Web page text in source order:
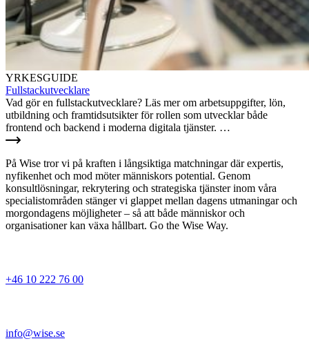
YRKESGUIDE
Fullstackutvecklare
Vad gör en fullstackutvecklare? Läs mer om arbetsuppgifter, lön,
utbildning och framtidsutsikter för rollen som utvecklar både
frontend och backend i moderna digitala tjänster. …
På Wise tror vi på kraften i långsiktiga matchningar där expertis,
nyfikenhet och mod möter människors potential. Genom
konsultlösningar, rekrytering och strategiska tjänster inom våra
specialistområden stänger vi glappet mellan dagens utmaningar och
morgondagens möjligheter – så att både människor och
organisationer kan växa hållbart. Go the Wise Way.
+46 10 222 76 00
info@wise.se